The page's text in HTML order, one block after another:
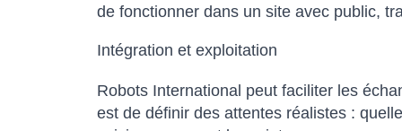
de fonctionner dans un site avec public,
Intégration et exploitation
Robots International peut faciliter les
est de définir des attentes réalistes :